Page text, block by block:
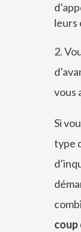
leurs
2.
vous
Si
type
coup